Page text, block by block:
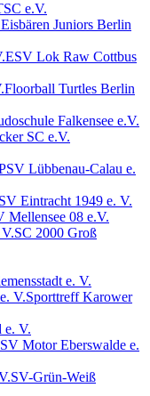
e.V.
Eisbären Juniors Berlin
ESV Lok Raw Cottbus
Floorball Turtles Berlin
Falkensee e.V.
SC e.V.
Lübbenau-Calau e.
Eintracht 1949 e. V.
Mellensee 08 e.V.
SC 2000 Groß
e. V.
Sporttreff Karower
e. V.
SV Motor Eberswalde e.
SV-Grün-Weiß